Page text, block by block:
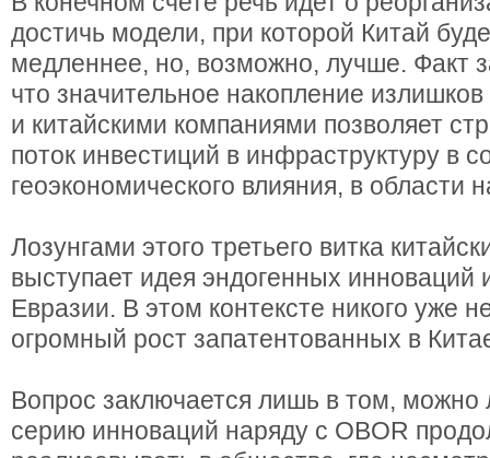
достичь модели, при которой Китай
медленнее, но, возможно, лучше. Факт
что значительное накопление
и китайскими компаниями позволяет
поток инвестиций в инфраструктуру в
геоэкономического влияния, в области
Лозунгами этого третьего витка
выступает идея эндогенных инноваций
Евразии. В этом контексте никого уже
огромный рост запатентованных в
Вопрос заключается лишь в том,
серию инноваций наряду с OBOR